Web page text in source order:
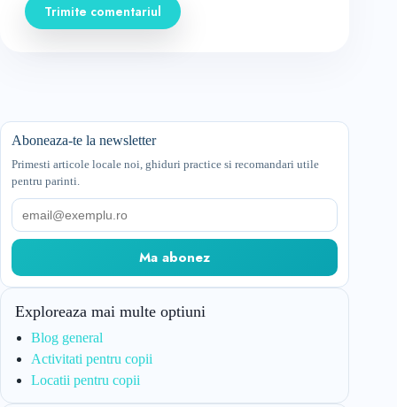
Trimite comentariul
Aboneaza-te la newsletter
Primesti articole locale noi, ghiduri practice si recomandari utile
pentru parinti.
Email
Ma abonez
Exploreaza mai multe optiuni
Blog general
Activitati pentru copii
Locatii pentru copii